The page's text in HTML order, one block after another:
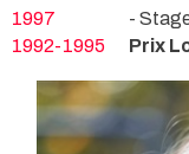
1997
-
1992-1995
Prix